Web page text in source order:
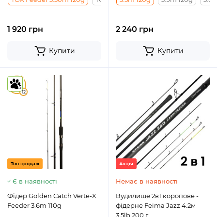
1 920 грн
Купити
2 240 грн
Купити
4.9
12
5
Топ продаж
Є в наявності
Фідер Golden Catch Verte-X
Feeder 3.6m 110g
Акція
Немає в наявності
Вудилище 2в1 коропове -
фідерне Feima Jazz 4.2м
3.5lb 200 г